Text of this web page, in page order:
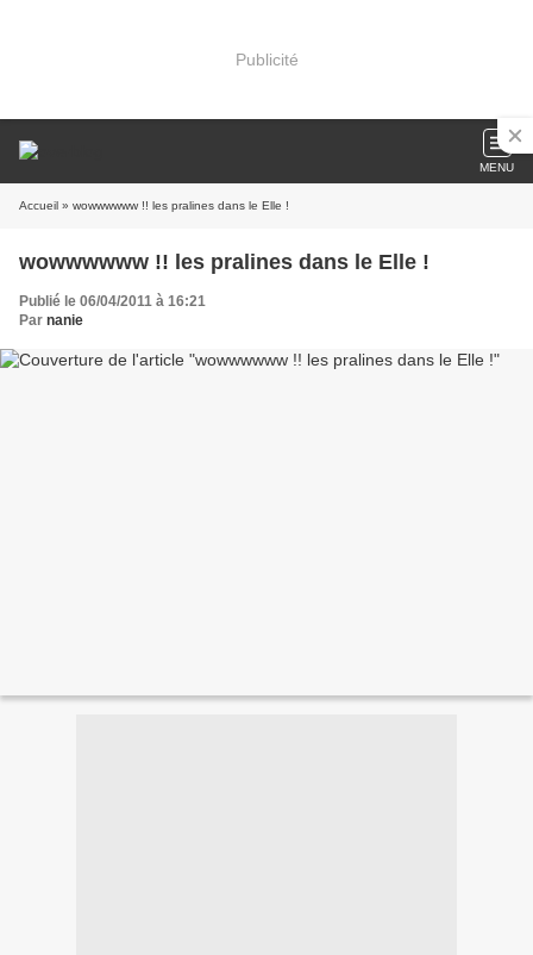
Publicité
MENU
Accueil » wowwwwww !! les pralines dans le Elle !
wowwwwww !! les pralines dans le Elle !
Publié le 06/04/2011 à 16:21
Par nanie